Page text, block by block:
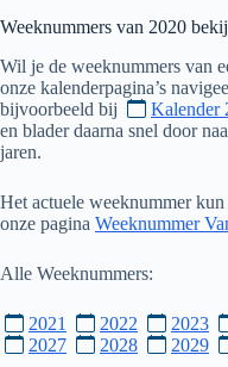
Weeknummers van 2020
Wil je de weeknummers van
onze kalenderpagina’s
bijvoorbeeld bij
Kalender
en blader daarna snel door
jaren.
Het actuele weeknummer
onze pagina Weeknummer
Alle Weeknummers:
2021 2022 2023
2027
2028 2029